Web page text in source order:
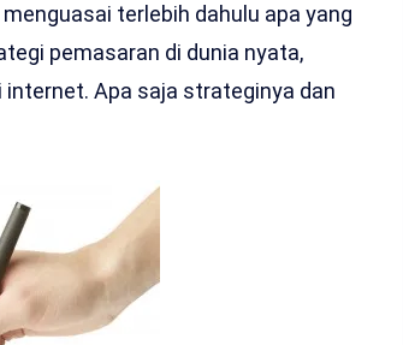
terlebih dahulu apa yang
pemasaran di dunia nyata,
Apa saja strateginya dan